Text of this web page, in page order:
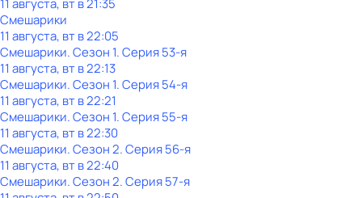
11 августа, вт в 21:35
Смешарики
11 августа, вт в 22:05
Смешарики. Сезон 1. Серия 53-я
11 августа, вт в 22:13
Смешарики. Сезон 1. Серия 54-я
11 августа, вт в 22:21
Смешарики. Сезон 1. Серия 55-я
11 августа, вт в 22:30
Смешарики. Сезон 2. Серия 56-я
11 августа, вт в 22:40
Смешарики. Сезон 2. Серия 57-я